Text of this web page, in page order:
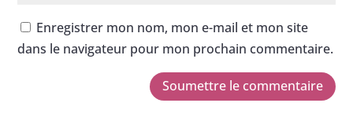
Enregistrer mon nom, mon e-mail et mon site
dans le navigateur pour mon prochain commentaire.
Soumettre le commentaire